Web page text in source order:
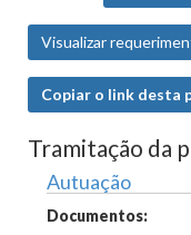
Visualizar
Copiar o link desta
Tramitação da
Autuação
Documentos: